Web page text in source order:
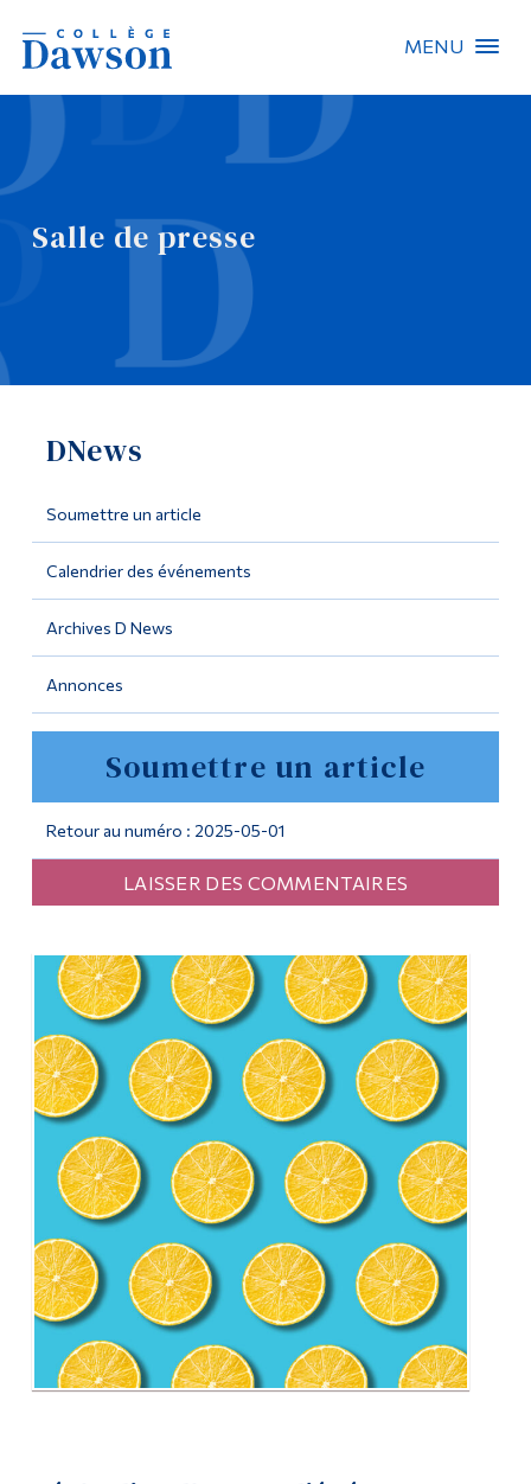
MENU
Salle de presse
DNews
Soumettre un article
Calendrier des événements
Archives D News
Annonces
Soumettre un article
Retour au numéro : 2025-05-01
LAISSER DES COMMENTAIRES
Recherche sur le site
Recherche de personnes
EN
Omnivox
Outils
Programmes
Formation continue
Admissions
Qui vous êtes
Étudiants actuels
Corps enseignant et
personnel administratif
Diplômé·es et visiteur·euses